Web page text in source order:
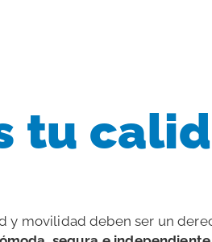
tu
movilidad deben ser un